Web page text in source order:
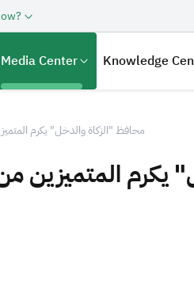
Media Center Knowledge
محافظ "الزكاة والدخل" يكرم
المتميزين من